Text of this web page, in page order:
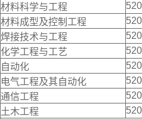
材料科学与工程
材料成型及控制工程
焊接技术与工程
化学工程与工艺
自动化
电气工程及其自动化
通信工程
土木工程